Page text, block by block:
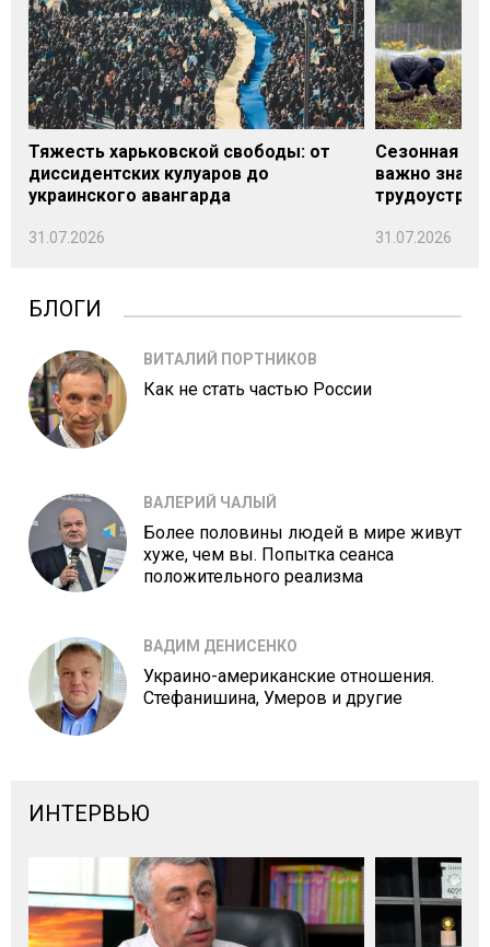
Тяжесть харьковской свободы: от
диссидентских кулуаров до
украинского авангарда
31.07.2026
Сезонная
важно знать
31.07.2026
БЛОГИ
ВИТАЛИЙ ПОРТНИКОВ
Как не стать частью России
ВАЛЕРИЙ ЧАЛЫЙ
Более половины людей в мире живут
хуже, чем вы. Попытка сеанса
положительного реализма
ВАДИМ ДЕНИСЕНКО
Украино-американские отношения.
Стефанишина, Умеров и другие
ИНТЕРВЬЮ